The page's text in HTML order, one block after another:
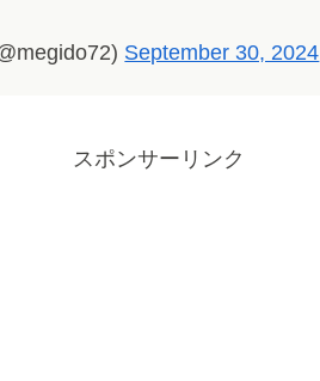
September 30, 2024
スポンサーリンク